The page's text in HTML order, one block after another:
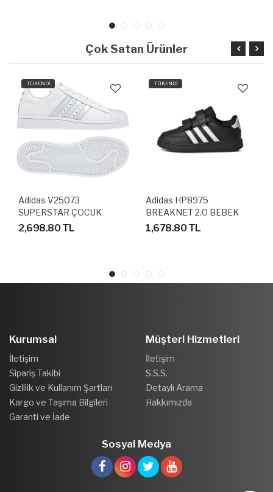
Çok Satan Ürünler
TÜKENDİ
Adidas V25073
SUPERSTAR ÇOCUK
AYAKKABI
2,698.80 TL
TÜKENDİ
Adidas HP8975
BREAKNET 2.0 BEBEK
SPOR AYAKKABI
1,678.80 TL
Kurumsal
İletişim
Sipariş Takibi
Gizlilik ve Kullanım Şartları
Kargo ve Taşıma Bilgileri
Garanti ve İade
Müşteri Hizmetleri
İletişim
S.S.S.
Detaylı Arama
Hakkımızda
Sosyal Medya